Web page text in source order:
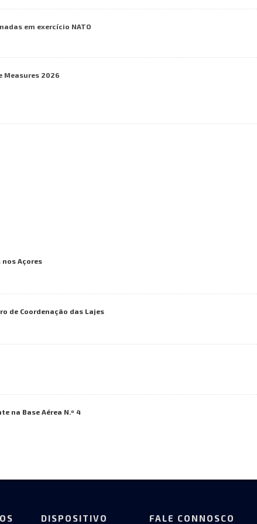
em exercício NATO
Measures 2026
nos Açores
de Coordenação das Lajes
na Base Aérea N.º 4
DISPOSITIVO FALE CONNOSCO